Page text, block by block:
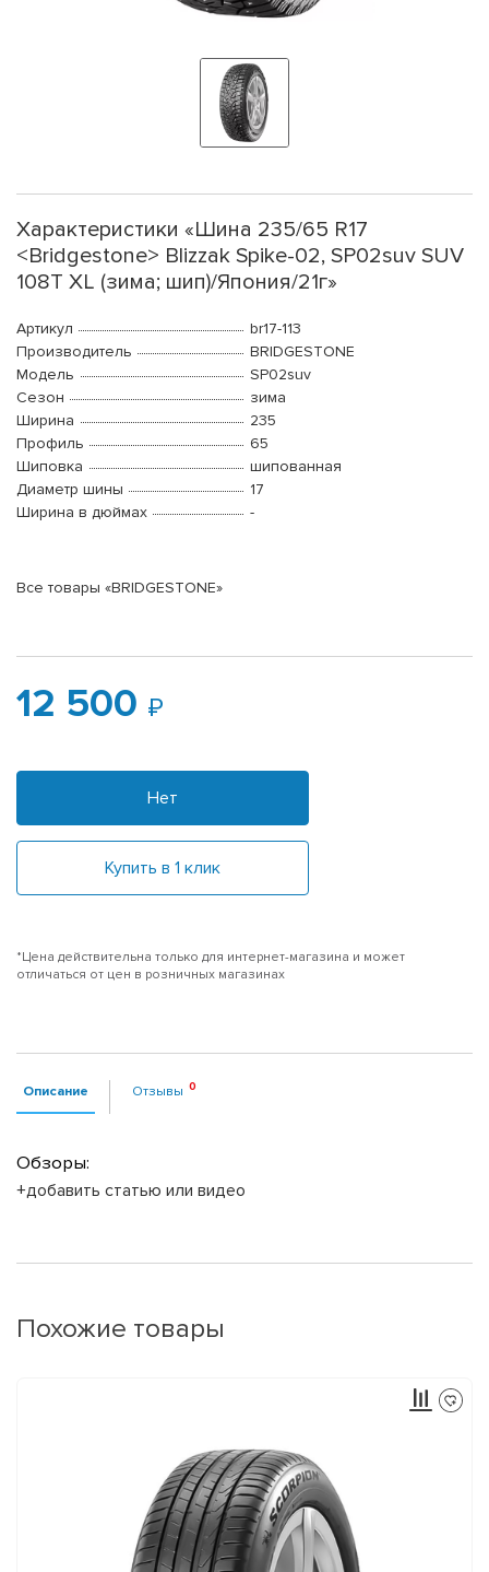
Характеристики «Шина 235/65 R17
<Bridgestone> Blizzak Spike-02, SP02suv SUV
108T XL (зима; шип)/Япония/21г»
Артикул
br17-113
Производитель
BRIDGESTONE
Модель
SP02suv
Сезон
зима
Ширина
235
Профиль
65
Шиповка
шипованная
Диаметр шины
17
Ширина в дюймах
-
Все товары «BRIDGESTONE»
12 500
Нет
Купить в 1 клик
*Цена действительна только для интернет-магазина и может
отличаться от цен в розничных магазинах
Описание Отзывы
Обзоры:
+добавить статью или видео
Похожие товары